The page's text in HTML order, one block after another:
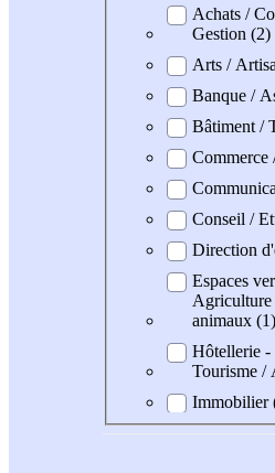
Domaine professionel
Achats /
Gestion (2)
Arts /
Banque /
Bâtiment /
Commerce
Conseil /
Direction
Espaces
Agriculture
animaux (1)
Hôtellerie -
Tourisme /
Immobilier